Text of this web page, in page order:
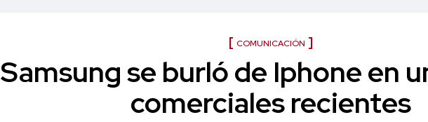
COMUNICACIÓN
Samsung se burló de Iphone en
comerciales recientes